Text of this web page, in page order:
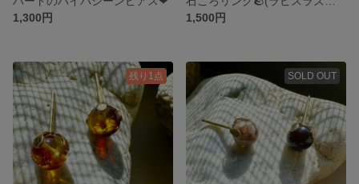
1,300円
1,500円
残り1点 SOLD OUT